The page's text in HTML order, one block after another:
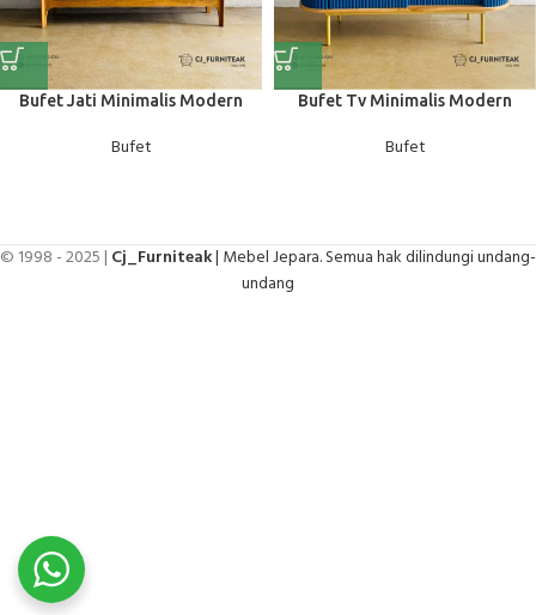
Bufet Jati Minimalis Modern
Bufet
Bufet Tv Minimalis Modern
Bufet
© 1998 - 2025 | Cj_Furniteak| Mebel Jepara. Semua hak dilindungi undang-
undang